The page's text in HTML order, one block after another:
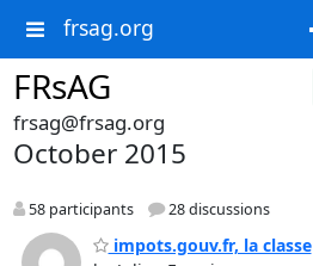
frsag.org
FRsAG
frsag@frsag.org
October 2015
58 participants 28 discussions
impots.gouv.fr, la classe